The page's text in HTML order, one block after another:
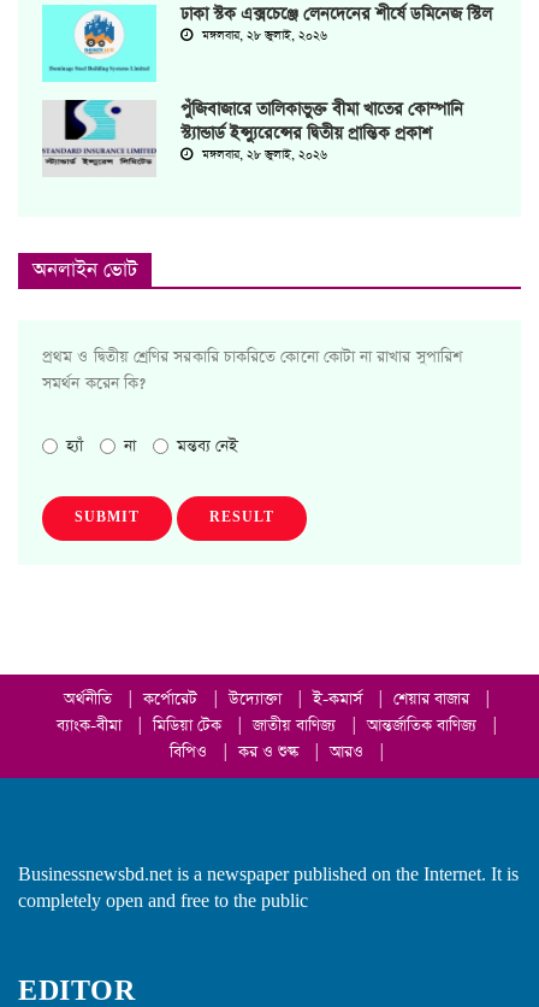
ঢাকা স্টক এক্সচেঞ্জে লেনদেনের শীর্ষে ডমিনেজ স্টিল
মঙ্গলবার, ২৮ জুলাই, ২০২৬
পুঁজিবাজারে তালিকাভুক্ত বীমা খাতের কোম্পানি
স্ট্যান্ডার্ড ইন্স্যুরেন্সের দ্বিতীয় প্রান্তিক প্রকাশ
মঙ্গলবার, ২৮ জুলাই, ২০২৬
অনলাইন ভোট
প্রথম ও দ্বিতীয় শ্রেণির সরকারি চাকরিতে কোনো কোটা না রাখার সুপারিশ
সমর্থন করেন কি?
হ্যাঁ না মন্তব্য নেই
SUBMIT RESULT
অর্থনীতি কর্পোরেট উদ্যোক্তা ই-কমার্স শেয়ার বাজার
ব্যাংক-বীমা
মিডিয়া টেক জাতীয় বাণিজ্য আন্তর্জাতিক বাণিজ্য
বিপিও
কর ও শুল্ক আরও
Businessnewsbd.net is a newspaper published on the Internet. It is
completely open and free to the public
EDITOR